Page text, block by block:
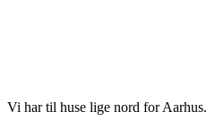
Vi har til huse lige nord for Aarhus.